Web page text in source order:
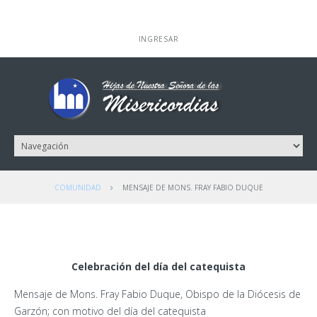
INGRESAR
COMUNIDAD MENSAJE DE MONS. FRAY FABIO DUQUE
Celebración del día del catequista
Mensaje de Mons. Fray Fabio Duque, Obispo de la Diócesis de
Garzón; con motivo del día del catequista